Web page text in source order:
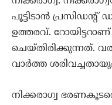
പൂട്ടിടാന്‍ പ്രസിഡന്റ്
ഉത്തരവ്.
ചെയ്തിരിക്കുന്നത്.
വാര്‍ത്ത
നിക്കരാഗ്വ